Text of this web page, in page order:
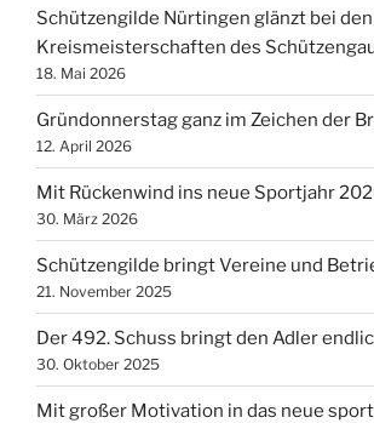
Schützengilde Nürtingen glänzt bei den
Kreismeisterschaften des
18. Mai 2026
Gründonnerstag ganz im Zeichen der
12. April 2026
Mit Rückenwind ins neue Sportjahr
30. März 2026
Schützengilde bringt Vereine und
21. November 2025
Der 492. Schuss bringt den Adler
30. Oktober 2025
Mit großer Motivation in das neue